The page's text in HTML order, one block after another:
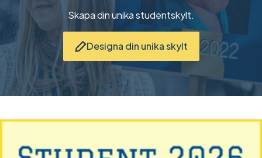
Skapa din unika studentskylt.
Designa din unika skylt